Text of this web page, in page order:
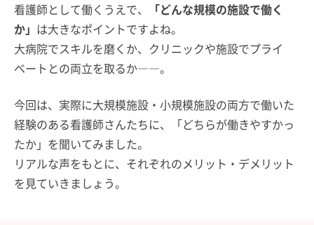
看護師として働くうえで、
「どんな規模の施設で働く
か」 は大きなポイントですよね。
大病院でスキルを磨くか、クリニックや施設でプライ
ベートとの両立を取るか――。
今回は、実際に大規模施設・小規模施設の両方で働いた
経験のある看護師さんたちに、「どちらが働きやすかっ
たか」を聞いてみました。
リアルな声をもとに、それぞれのメリット・デメリット
を見ていきましょう。